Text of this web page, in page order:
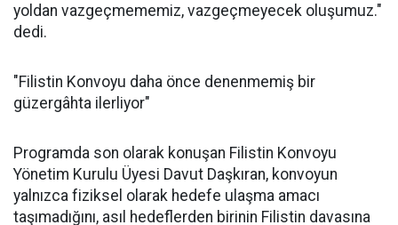
yoldan vazgeçmememiz, vazgeçmeyecek oluşumuz."
dedi.
"Filistin Konvoyu daha önce denenmemiş bir
güzergâhta ilerliyor"
Programda son olarak konuşan Filistin Konvoyu
Yönetim Kurulu Üyesi Davut Daşkıran, konvoyun
yalnızca fiziksel olarak hedefe ulaşma amacı
taşımadığını, asıl hedeflerden birinin Filistin davasına